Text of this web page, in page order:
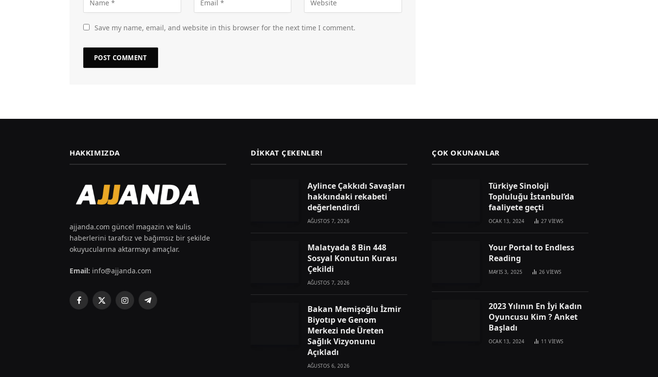
Save my name, email, and website in this browser for the next time I comment.
HAKKIMIZDA
ajjanda.com güncel magazin ve kulis
haberlerini tarafsız ve bağımsız bir şekilde
okuyucularına aktarmayı amaçlar.
Email: info@ajjanda.com
Facebook
X
InstagramTelegram
DIKKAT ÇEKENLER!
Aylince Çakkıdı Savaşları
hakkındaki rekabeti
değerlendirdi
AĞUSTOS 7, 2026
Malatyada 8 Bin 448
Sosyal Konutun Kurası
Çekildi
AĞUSTOS 7, 2026
Bakan Memişoğlu İzmir
Biyotıp ve Genom
Merkezi nde Üreten
Sağlık Vizyonunu
Açıkladı
AĞUSTOS 6, 2026
ÇOK OKUNANLAR
Türkiye Sinoloji
Topluluğu İstanbul’da
faaliyete geçti
OCAK 13, 2024 27VIEWS
Your Portal to Endless
Reading
MAYIS 3, 2025 26VIEWS
2023 Yılının En İyi Kadın
Oyuncusu Kim ? Anket
Başladı
OCAK 13, 2024 11VIEWS